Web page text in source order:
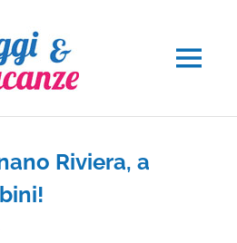
MENU
Riviera, a